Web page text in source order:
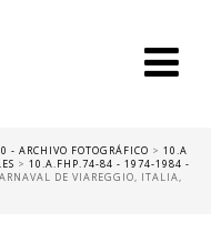
- ARCHIVO FOTOGRÁFICO > 10.A
> 10.A.FHP.74-84 - 1974-1984 -
DE VIAREGGIO, ITALIA,